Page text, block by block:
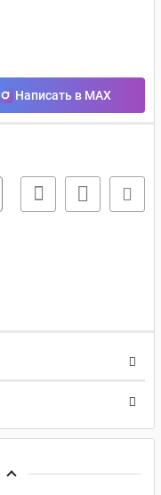
Написать в MAX